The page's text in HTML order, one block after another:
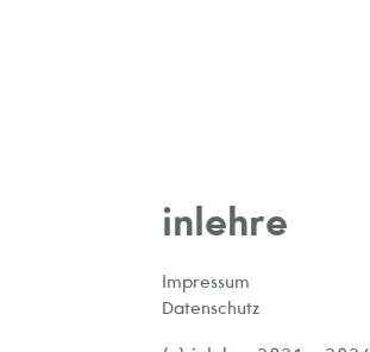
inlehre
Impressum
Datenschutz